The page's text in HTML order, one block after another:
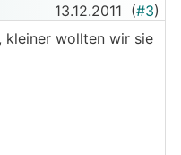
13.12.2011 (#3)
kleiner wollten wir sie